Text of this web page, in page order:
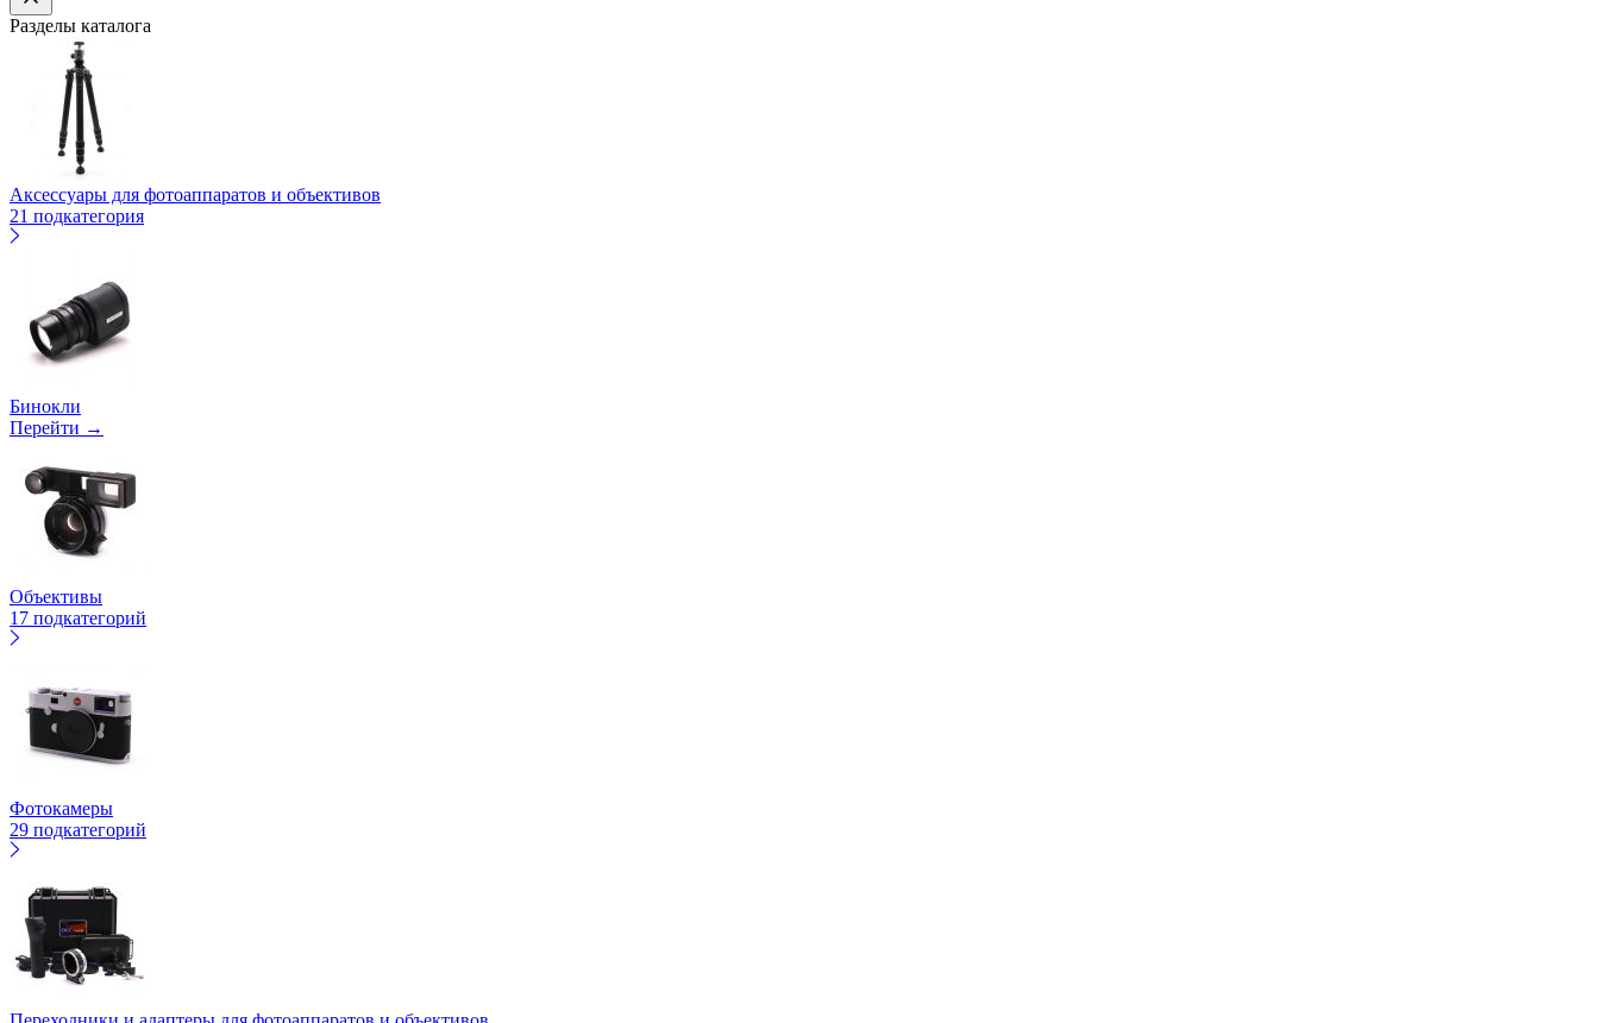
Разделы каталога
Аксессуары для фотоаппаратов и объективов
21 подкатегория
Бинокли
Перейти →
Объективы
17 подкатегорий
Фотокамеры
29 подкатегорий